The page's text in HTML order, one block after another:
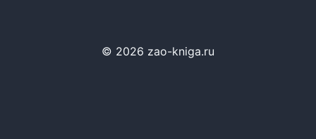
© 2026 zao-kniga.ru